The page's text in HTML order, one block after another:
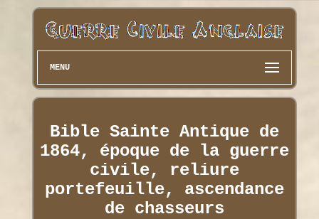
MENU
Bible Sainte Antique de
1864, époque de la guerre
civile, reliure
portefeuille, ascendance
de chasseurs